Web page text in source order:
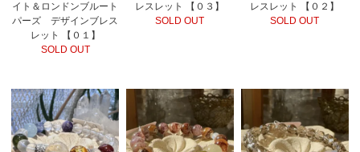
イト＆ロンドンブルート
パーズ デザインブレス
レット 【０１】
SOLD OUT
レスレット 【０３】
SOLD OUT
レスレット 【０２】
SOLD OUT